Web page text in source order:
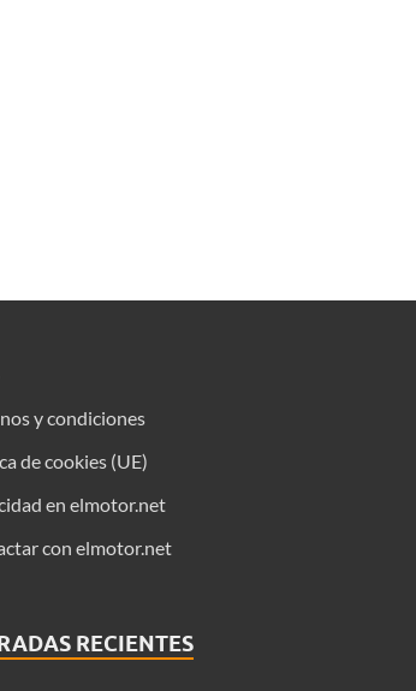
y condiciones
de cookies (UE)
en elmotor.net
con elmotor.net
RECIENTES